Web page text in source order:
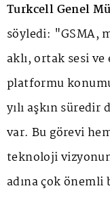
Turkcell Genel
söyledi: "GSMA,
aklı, ortak sesi
platformu
yılı aşkın
var. Bu görevi
teknoloji
adına çok